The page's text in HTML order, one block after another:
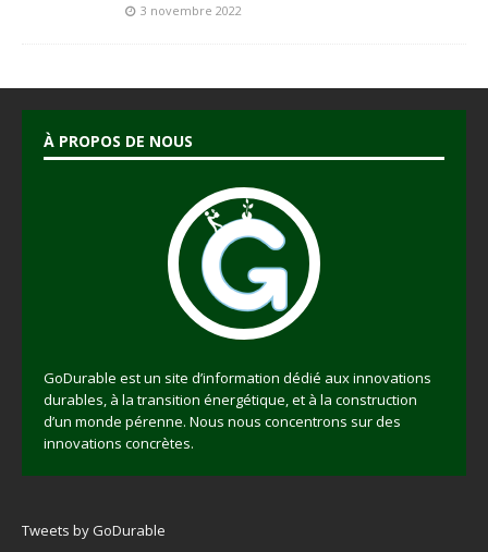
3 novembre 2022
À PROPOS DE NOUS
GoDurable est un site d’information dédié aux innovations
durables, à la transition énergétique, et à la construction
d’un monde pérenne. Nous nous concentrons sur des
innovations concrètes.
Tweets by GoDurable